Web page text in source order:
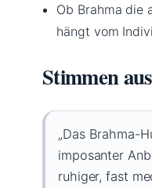
Ob Brahma die
hängt vom
Stimmen
„Das Brahma-
imposanter
ruhiger, fast